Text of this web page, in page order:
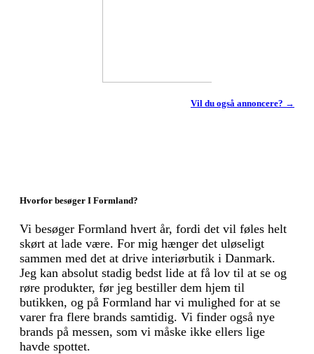
Vil du også annoncere? →
Hvorfor besøger I Formland?
Vi besøger Formland hvert år, fordi det vil føles helt
skørt at lade være. For mig hænger det uløseligt
sammen med det at drive interiørbutik i Danmark.
Jeg kan absolut stadig bedst lide at få lov til at se og
røre produkter, før jeg bestiller dem hjem til
butikken, og på Formland har vi mulighed for at se
varer fra flere brands samtidig. Vi finder også nye
brands på messen, som vi måske ikke ellers lige
havde spottet.